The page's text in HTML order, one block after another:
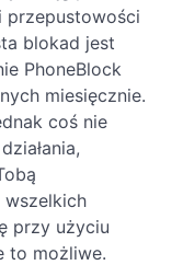
przepustowości
blokad jest
PhoneBlock
miesięcznie.
coś nie
przy użyciu
to możliwe.